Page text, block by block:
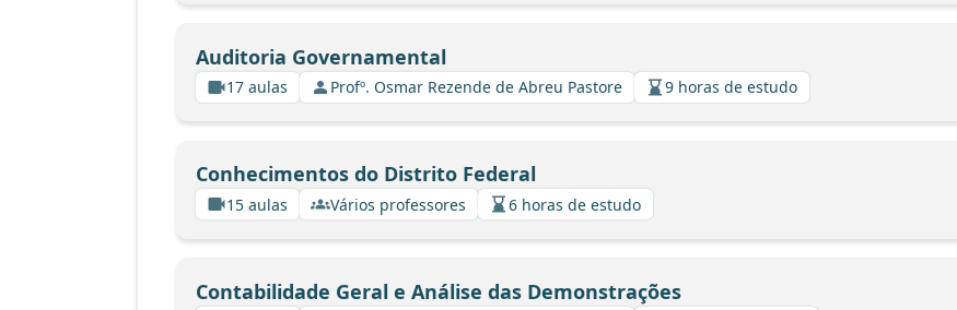
Auditoria Governamental
17 aulas Profº. Osmar Rezende de Abreu Pastore 9 horas de estudo
Conhecimentos do Distrito Federal
15 aulas Vários professores 6 horas de estudo
Contabilidade Geral e Análise das Demonstrações